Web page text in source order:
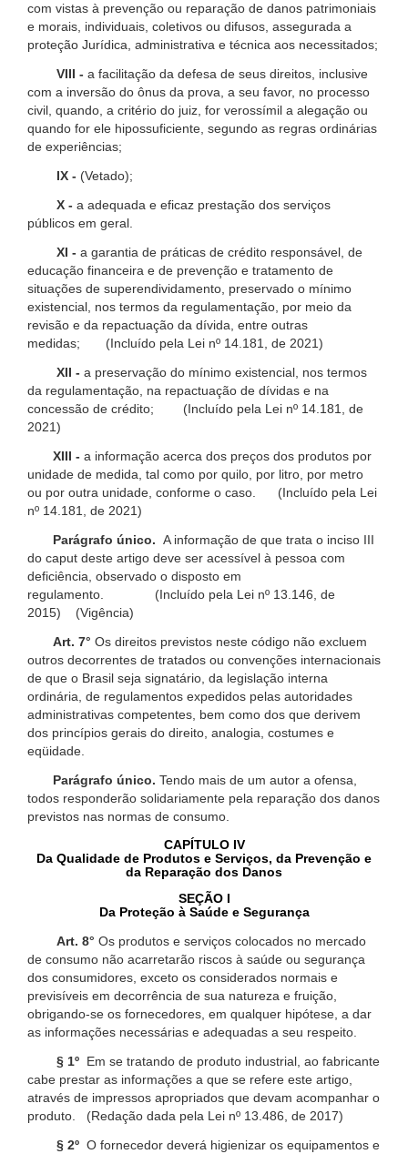
com vistas à prevenção ou reparação de danos patrimoniais
e morais, individuais, coletivos ou difusos, assegurada a
proteção Jurídica, administrativa e técnica aos necessitados;
VIII - a facilitação da defesa de seus direitos, inclusive
com a inversão do ônus da prova, a seu favor, no processo
civil, quando, a critério do juiz, for verossímil a alegação ou
quando for ele hipossuficiente, segundo as regras ordinárias
de experiências;
IX - (Vetado);
X - a adequada e eficaz prestação dos serviços
públicos em geral.
XI - a garantia de práticas de crédito responsável, de
educação financeira e de prevenção e tratamento de
situações de superendividamento, preservado o mínimo
existencial, nos termos da regulamentação, por meio da
revisão e da repactuação da dívida, entre outras
medidas; (Incluído pela Lei nº 14.181, de 2021)
XII - a preservação do mínimo existencial, nos termos
da regulamentação, na repactuação de dívidas e na
concessão de crédito; (Incluído pela Lei nº 14.181, de
2021)
XIII - a informação acerca dos preços dos produtos por
unidade de medida, tal como por quilo, por litro, por metro
ou por outra unidade, conforme o caso. (Incluído pela Lei
nº 14.181, de 2021)
Parágrafo único. A informação de que trata o inciso III
do caput deste artigo deve ser acessível à pessoa com
deficiência, observado o disposto em
regulamento. (Incluído pela Lei nº 13.146, de
2015) (Vigência)
Art. 7° Os direitos previstos neste código não excluem
outros decorrentes de tratados ou convenções internacionais
de que o Brasil seja signatário, da legislação interna
ordinária, de regulamentos expedidos pelas autoridades
administrativas competentes, bem como dos que derivem
dos princípios gerais do direito, analogia, costumes e
eqüidade.
Parágrafo único. Tendo mais de um autor a ofensa,
todos responderão solidariamente pela reparação dos danos
previstos nas normas de consumo.
CAPÍTULO IV
Da Qualidade de Produtos e Serviços, da Prevenção e
da Reparação dos Danos
SEÇÃO I
Da Proteção à Saúde e Segurança
Art. 8° Os produtos e serviços colocados no mercado
de consumo não acarretarão riscos à saúde ou segurança
dos consumidores, exceto os considerados normais e
previsíveis em decorrência de sua natureza e fruição,
obrigando-se os fornecedores, em qualquer hipótese, a dar
as informações necessárias e adequadas a seu respeito.
§ 1º Em se tratando de produto industrial, ao fabricante
cabe prestar as informações a que se refere este artigo,
através de impressos apropriados que devam acompanhar o
produto. (Redação dada pela Lei nº 13.486, de 2017)
§ 2º O fornecedor deverá higienizar os equipamentos e